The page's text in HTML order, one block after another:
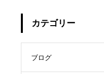
カテゴリー
ブログ